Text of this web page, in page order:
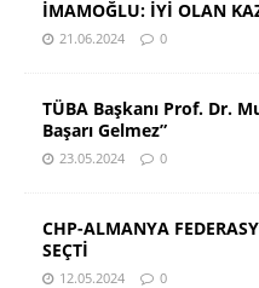
İMAMOĞLU: İYİ OLAN
21.06.2024 0
TÜBA Başkanı Prof. Dr.
Başarı Gelmez”
23.05.2024 0
CHP-ALMANYA
SEÇTİ
12.05.2024 0